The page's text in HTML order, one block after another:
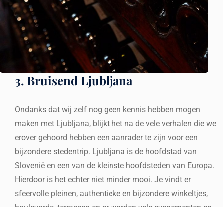
3. Bruisend Ljubljana
Ondanks dat wij zelf nog geen kennis hebben mogen
maken met Ljubljana, blijkt het na de vele verhalen die we
erover gehoord hebben een aanrader te zijn voor een
bijzondere stedentrip. Ljubljana is de hoofdstad van
Slovenië en een van de kleinste hoofdsteden van Europa.
Hierdoor is het echter niet minder mooi. Je vindt er
sfeervolle pleinen, authentieke en bijzondere winkeltjes,